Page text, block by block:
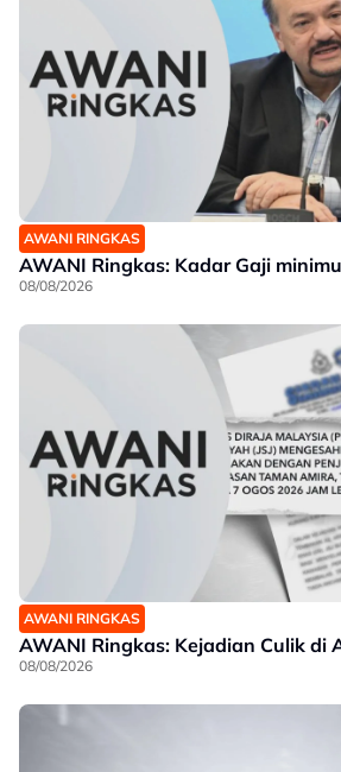
AWANI RINGKAS
AWANI Ringkas: Kadar Gaji
08/08/2026
AWANI RINGKAS
AWANI Ringkas: Kejadian Culik di
08/08/2026